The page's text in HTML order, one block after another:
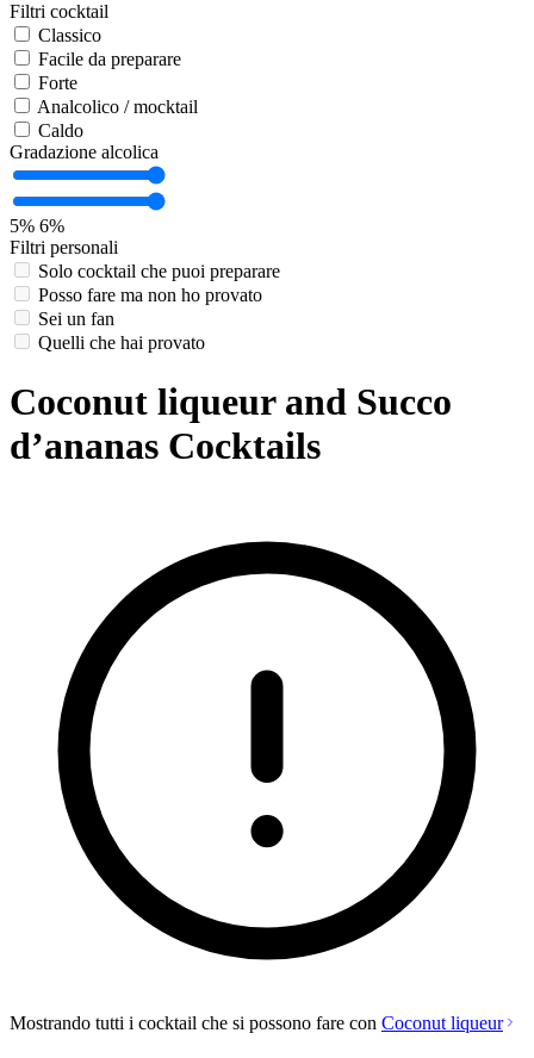
Filtri cocktail
Classico
Facile da preparare
Forte
Analcolico / mocktail
Caldo
Gradazione alcolica
5% 6%
Filtri personali
Solo cocktail che puoi preparare
Posso fare ma non ho provato
Sei un fan
Quelli che hai provato
Coconut liqueur and Succo
d’ananas Cocktails
Mostrando tutti i cocktail che si possono fare con Coconut liqueur